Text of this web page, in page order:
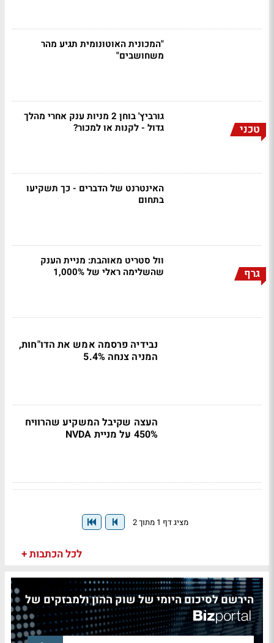
"המכונית האוטונומית תגיע מהר
משחושבים"
טכני
גורביץ' בוחן 2 מניות ענק אחרי מהלך
גדול - לקנות או למכור?
האינטרנט של הדברים - כך תשקיעו
בתחום
גרף
וול סטריט מאוהבת: מניית הענק
שהשלימה ראלי של 1,000%
נבידיה פרסמה אמש את הדו"חות,
המניה צנחה 5.4%
העצה שקיבל המשקיע שהרוויח
450% על מניית NVDA
מציג דף 1 מתוך 2
לכל הכתבות +
הירשם לסיכום היומי של שוק ההון ולמבזקים של